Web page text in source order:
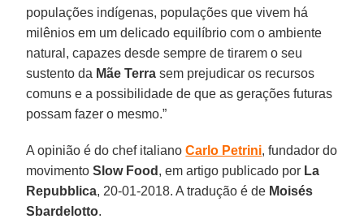
populações indígenas, populações que vivem há
milênios em um delicado equilíbrio com o ambiente
natural, capazes desde sempre de tirarem o seu
sustento da Mãe Terra sem prejudicar os recursos
comuns e a possibilidade de que as gerações futuras
possam fazer o mesmo.”
A opinião é do chef italianoCarlo Petrini, fundador do
movimentoSlow Food , em artigo publicado por La
Repubblica, 20-01-2018. A tradução é de Moisés
Sbardelotto.